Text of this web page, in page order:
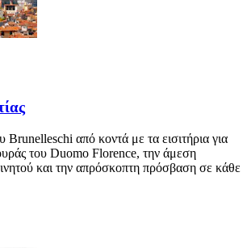
Brunelleschi από κοντά με τα εισιτήρια για
του Duomo Florence, την άμεση
και την απρόσκοπτη πρόσβαση σε κάθε